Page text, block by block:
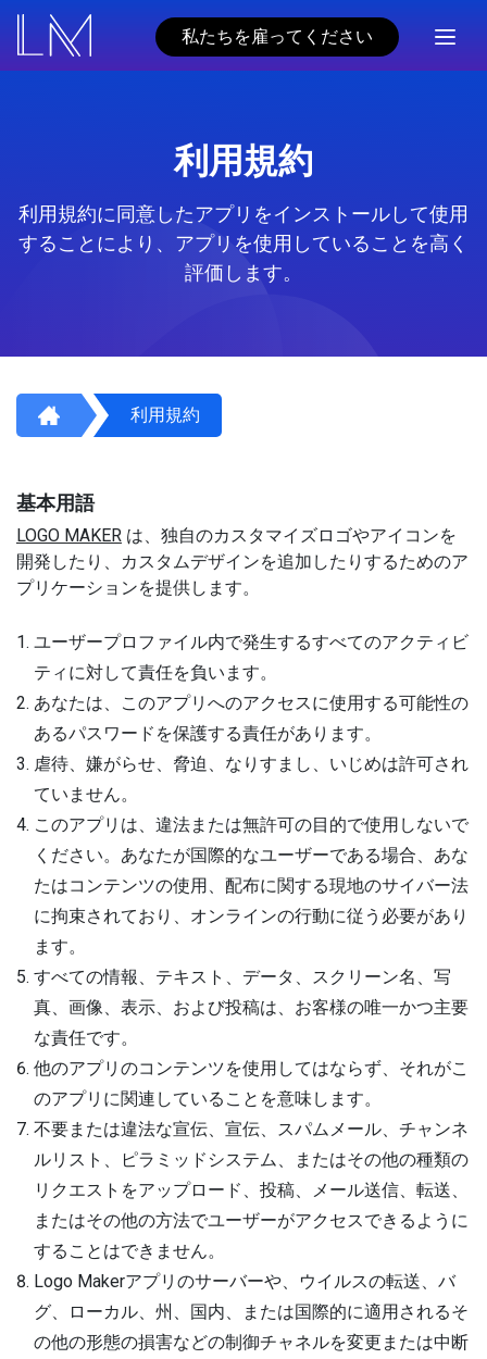
私たちを雇ってください
利用規約
利用規約に同意したアプリをインストールして使用
することにより、アプリを使用していることを高く
評価します。
利用規約
基本用語
LOGO MAKER は、独自のカスタマイズロゴやアイコンを
開発したり、カスタムデザインを追加したりするためのア
プリケーションを提供します。
ユーザープロファイル内で発生するすべてのアクティビ
ティに対して責任を負います。
あなたは、このアプリへのアクセスに使用する可能性の
あるパスワードを保護する責任があります。
虐待、嫌がらせ、脅迫、なりすまし、いじめは許可され
ていません。
このアプリは、違法または無許可の目的で使用しないで
ください。あなたが国際的なユーザーである場合、あな
たはコンテンツの使用、配布に関する現地のサイバー法
に拘束されており、オンラインの行動に従う必要があり
ます。
すべての情報、テキスト、データ、スクリーン名、写
真、画像、表示、および投稿は、お客様の唯一かつ主要
な責任です。
他のアプリのコンテンツを使用してはならず、それがこ
のアプリに関連していることを意味します。
不要または違法な宣伝、宣伝、スパムメール、チャンネ
ルリスト、ピラミッドシステム、またはその他の種類の
リクエストをアップロード、投稿、メール送信、転送、
またはその他の方法でユーザーがアクセスできるように
することはできません。
Logo Makerアプリのサーバーや、ウイルスの転送、バ
グ、ローカル、州、国内、または国際的に適用されるそ
の他の形態の損害などの制御チャネルを変更または中断